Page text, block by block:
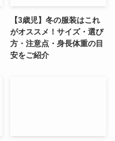
【3歳児】冬の服装はこれ
がオススメ！サイズ・選び
方・注意点・身長体重の目
安をご紹介